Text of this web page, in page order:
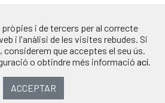
i de tercers per al correcte
i l'anàlisi de les visites rebudes. Si
que acceptes el seu ús.
o obtindre més informació ací.
ACCEPTAR